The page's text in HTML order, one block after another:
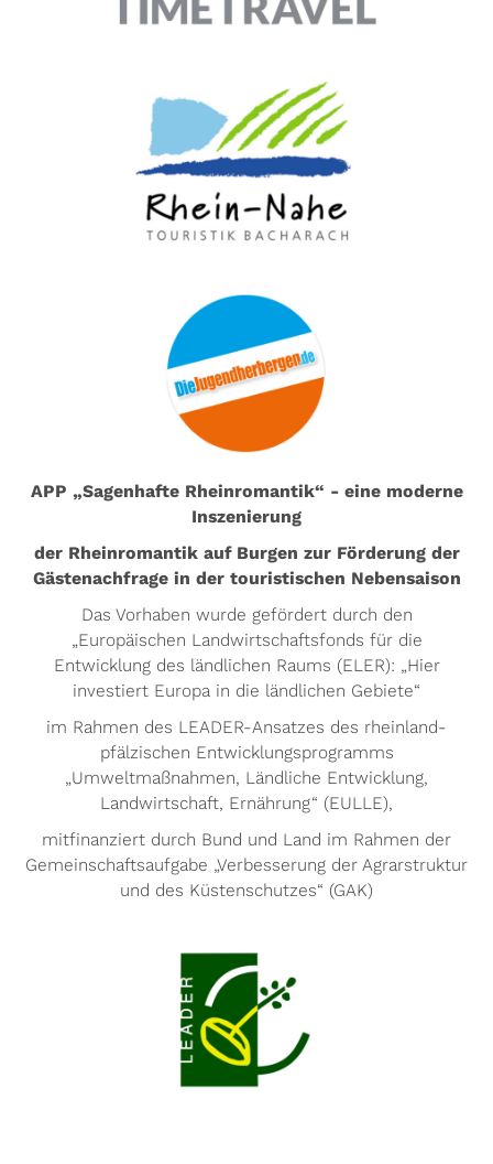
APP „Sagenhafte Rheinromantik“ - eine moderne
Inszenierung
der Rheinromantik auf Burgen zur Förderung der
Gästenachfrage in der touristischen Nebensaison
Das Vorhaben wurde gefördert durch den
„Europäischen Landwirtschaftsfonds für die
Entwicklung des ländlichen Raums (ELER): „Hier
investiert Europa in die ländlichen Gebiete“
im Rahmen des LEADER-Ansatzes des rheinland-
pfälzischen Entwicklungsprogramms
„Umweltmaßnahmen, Ländliche Entwicklung,
Landwirtschaft, Ernährung“ (EULLE),
mitfinanziert durch Bund und Land im Rahmen der
Gemeinschaftsaufgabe „Verbesserung der Agrarstruktur
und des Küstenschutzes“ (GAK)